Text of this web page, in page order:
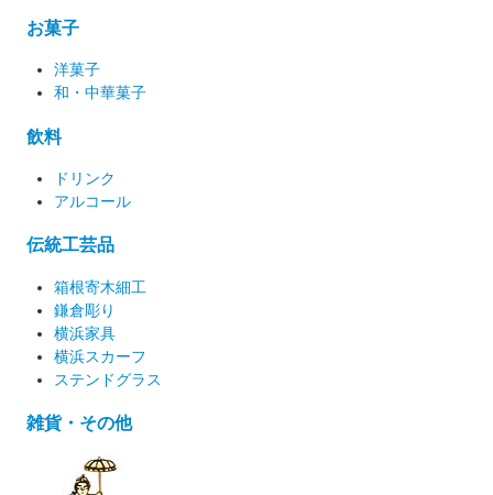
お菓子
洋菓子
和・中華菓子
飲料
ドリンク
アルコール
伝統工芸品
箱根寄木細工
鎌倉彫り
横浜家具
横浜スカーフ
ステンドグラス
雑貨・その他